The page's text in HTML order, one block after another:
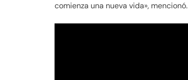
comienza una nueva vida», mencionó.